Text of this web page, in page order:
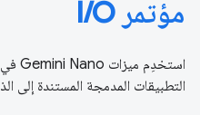
مؤتمر I/O
التطبيقات المدمجة المستندة إلى